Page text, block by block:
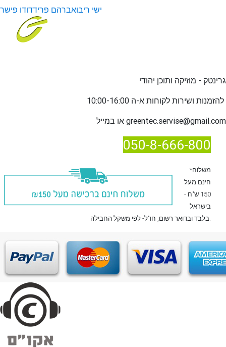
ישי ריבואברהם פרידדודו פישר
גרינטק - מוזיקה ותוכן יהודי
להזמנות ו
greentec.servise@gmail.com
050-8-666-800
*משלוח
חינם מעל
150 ש"ח -
בישראל
בלבדובדואר רשום , חו"ל- לפי משקל החבילה.